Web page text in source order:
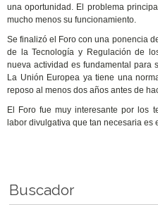
una oportunidad. El problema
mucho menos su funcionamiento.
Se finalizó el Foro con una ponencia
de la Tecnología y Regulación de
nueva actividad es fundamental para
La Unión Europea ya tiene una
reposo al menos dos años antes de
El Foro fue muy interesante por los
labor divulgativa que tan necesaria es
Buscador